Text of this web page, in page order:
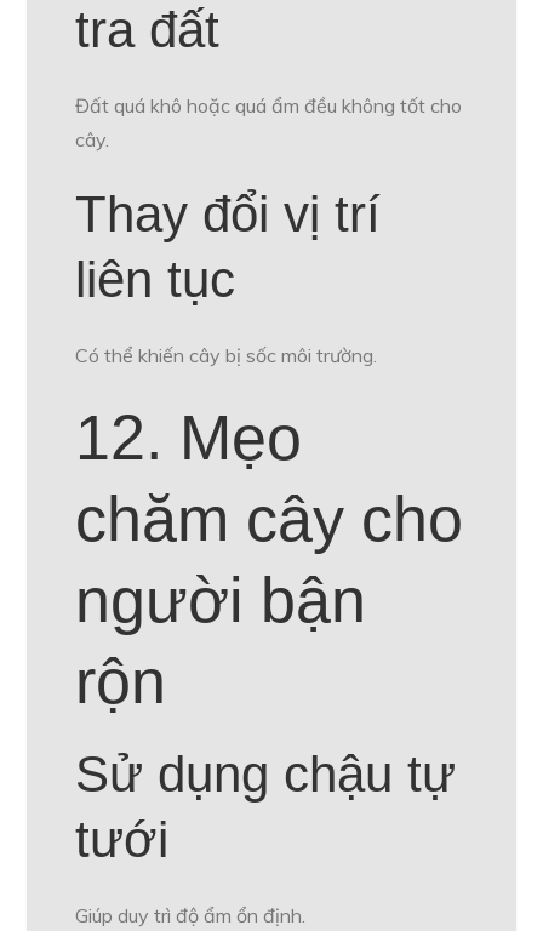
tra đất
Đất quá khô hoặc quá ẩm đều không tốt cho
cây.
Thay đổi vị trí
liên tục
Có thể khiến cây bị sốc môi trường.
12. Mẹo
chăm cây cho
người bận
rộn
Sử dụng chậu tự
tưới
Giúp duy trì độ ẩm ổn định.